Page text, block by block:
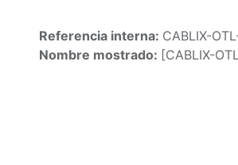
Referencia interna: CABLIX-
Nombre mostrado: [CABLIX-